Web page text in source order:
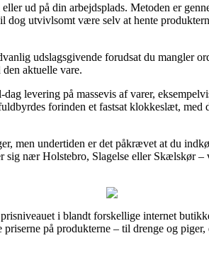
ud på din arbejdsplads. Metoden er
dog utvivlsomt være selv at hente
udslagsgivende forudsat du mangler
aktuelle vare.
levering på massevis af varer,
forinden et fastsat klokkeslæt, med
men undertiden er det påkrævet at du
nær Holstebro, Slagelse eller Skælskør
i blandt forskellige internet
på produkterne – til drenge og